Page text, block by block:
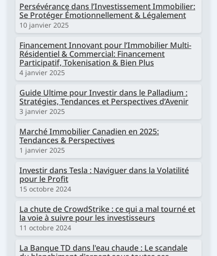
Persévérance dans l’Investissement Immobilier:
Se Protéger Émotionnellement & Légalement
10 janvier 2025
Financement Innovant pour l’Immobilier Multi-
Résidentiel & Commercial: Financement
Participatif, Tokenisation & Bien Plus
4 janvier 2025
Guide Ultime pour Investir dans le Palladium :
Stratégies, Tendances et Perspectives d’Avenir
3 janvier 2025
Marché Immobilier Canadien en 2025:
Tendances & Perspectives
1 janvier 2025
Investir dans Tesla : Naviguer dans la Volatilité
pour le Profit
15 octobre 2024
La chute de CrowdStrike : ce qui a mal tourné et
la voie à suivre pour les investisseurs
11 octobre 2024
La Banque TD dans l'eau chaude : Le scandale